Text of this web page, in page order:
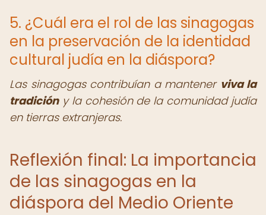
5. ¿Cuál era el rol de las sinagogas
en la preservación de la identidad
cultural judía en la diáspora?
Las sinagogas contribuían a mantener viva la
tradicióny la cohesión de la comunidad judía
en tierras extranjeras.
Reflexión final: La importancia
de las sinagogas en la
diáspora del Medio Oriente